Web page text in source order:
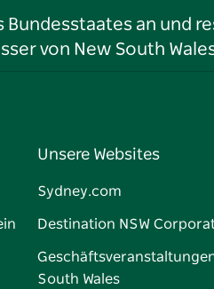
an und
von New South
Unsere Websites
Sydney.com
Destination NSW
South Wales